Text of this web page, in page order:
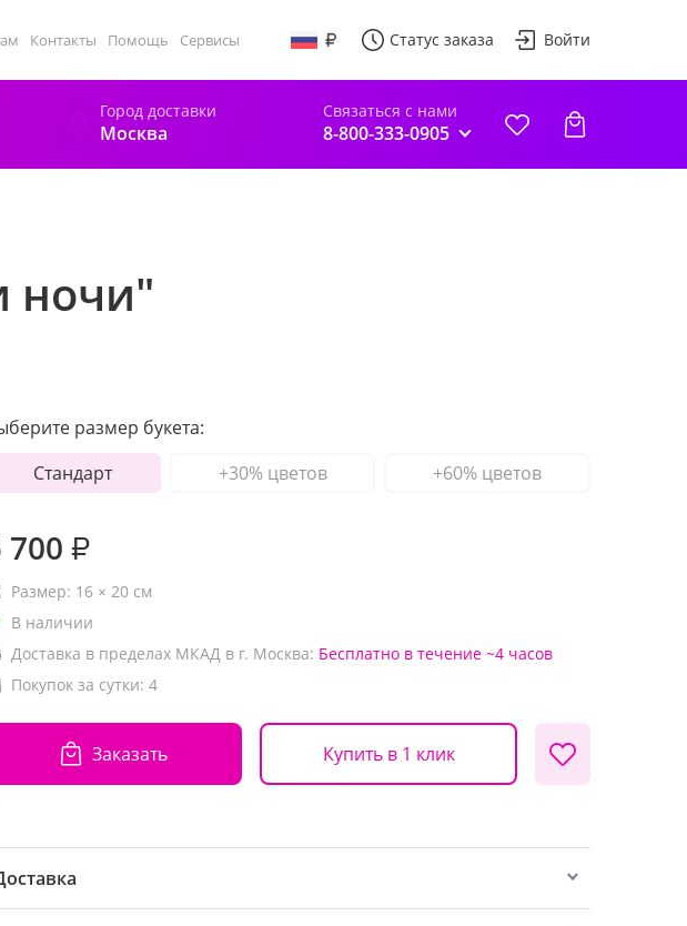
Контакты Помощь Сервисы Статус заказа Войти
Город доставки
Москва
Связаться с нами
8-800-333-0905
ночи"
размер букета:
Стандарт
+30% цветов +60% цветов
700 ₽
Размер: 16 × 20 см
В наличии
Доставка в пределах МКАД в г. Москва: Бесплатно в течение ~4 часов
Покупок за сутки: 4
Заказать Купить в 1 клик